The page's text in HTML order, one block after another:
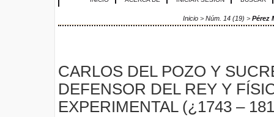
Inicio > Núm. 14 (19) > Pérez
CARLOS DEL POZO Y
DEFENSOR DEL REY Y
EXPERIMENTAL (¿1743 –